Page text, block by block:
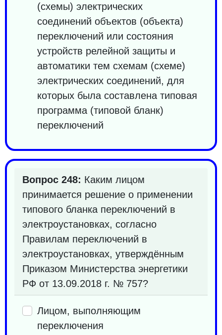
(схемы) электрических
соединений объектов (объекта)
переключений или состояния
устройств релейной защиты и
автоматики тем схемам (схеме)
электрических соединений, для
которых была составлена типовая
программа (типовой бланк)
переключений
Вопрос 248: Каким лицом
принимается решение о применении
типового бланка переключений в
электроустановках, согласно
Правилам переключений в
электроустановках, утверждённым
Приказом Министерства энергетики
РФ от 13.09.2018 г. № 757?
Лицом, выполняющим
переключения